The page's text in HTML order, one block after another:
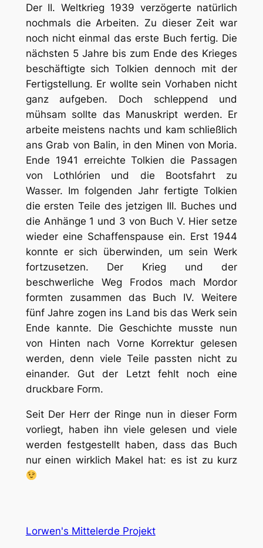
Der II. Weltkrieg 1939 verzögerte natürlich
nochmals die Arbeiten. Zu dieser Zeit war
noch nicht einmal das erste Buch fertig. Die
nächsten 5 Jahre bis zum Ende des Krieges
beschäftigte sich Tolkien dennoch mit der
Fertigstellung. Er wollte sein Vorhaben nicht
ganz aufgeben. Doch schleppend und
mühsam sollte das Manuskript werden. Er
arbeite meistens nachts und kam schließlich
ans Grab von Balin, in den Minen von Moria.
Ende 1941 erreichte Tolkien die Passagen
von Lothlórien und die Bootsfahrt zu
Wasser. Im folgenden Jahr fertigte Tolkien
die ersten Teile des jetzigen III. Buches und
die Anhänge 1 und 3 von Buch V. Hier setze
wieder eine Schaffenspause ein. Erst 1944
konnte er sich überwinden, um sein Werk
fortzusetzen. Der Krieg und der
beschwerliche Weg Frodos mach Mordor
formten zusammen das Buch IV. Weitere
fünf Jahre zogen ins Land bis das Werk sein
Ende kannte. Die Geschichte musste nun
von Hinten nach Vorne Korrektur gelesen
werden, denn viele Teile passten nicht zu
einander. Gut der Letzt fehlt noch eine
druckbare Form.
Seit Der Herr der Ringe nun in dieser Form
vorliegt, haben ihn viele gelesen und viele
werden festgestellt haben, dass das Buch
nur einen wirklich Makel hat: es ist zu kurz
Lorwen's Mittelerde Projekt